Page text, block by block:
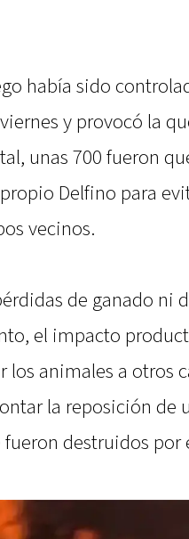
había sido
y provocó la
unas 700 fueron
Delfino para
vecinos.
de ganado ni
el impacto
los animales a otros
la reposición de
destruidos por